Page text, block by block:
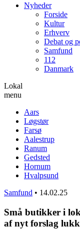
Nyheder
Forside
Kultur
Erhverv
Debat og
Samfund
112
Danmark
Lokal
menu
Aars
Løgstør
Farsø
Aalestrup
Ranum
Gedsted
Hornum
Hvalpsund
Samfund • 14.02.25
Små butikker i
af nyt forslag